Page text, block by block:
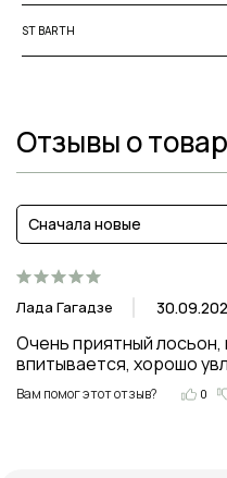
ST BARTH
Отзывы о
Сначала новые
Лада Гагадзе
Очень приятный
впитывается, хорошо
Вам помог этот отзыв? 0